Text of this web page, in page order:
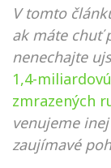
V tomto
ak máte chuť
nenechajte
1,4-
zmrazených
venujeme
zaujímavé